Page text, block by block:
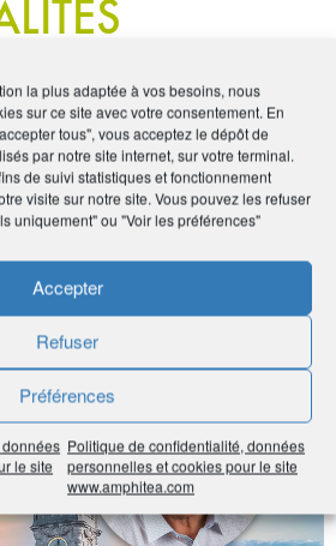
la plus adaptée à vos besoins, nous
sur ce site avec votre consentement. En
tous", vous acceptez le dépôt de
par notre site internet, sur votre terminal.
de suivi statistiques et fonctionnement
visite sur notre site. Vous pouvez les refuser
uniquement" ou "Voir les préférences"
Accepter
Refuser
Préférences
le site
Politique de confidentialité, données
personnelles et cookies pour le site
www.amphitea.com
À LA UNE
L'ASSOCIATION
▼
de-France